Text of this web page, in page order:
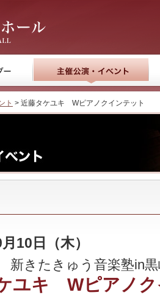
ール
ト > 近藤タケユキ Wピアノクインテット
10日（木）
新きたきゅう音楽塾in黒
ユキ Wピアノク